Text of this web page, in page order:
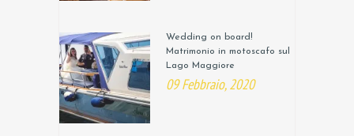
Wedding on board!
Matrimonio in motoscafo sul
Lago Maggiore
09 Febbraio, 2020